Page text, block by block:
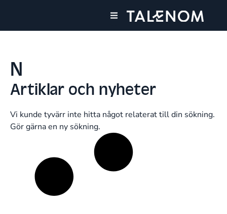
N
Artiklar och nyheter
Vi kunde tyvärr inte hitta något relaterat till din sökning.
Gör gärna en ny sökning.